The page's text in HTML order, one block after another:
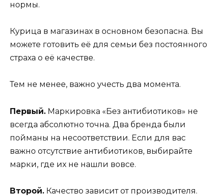
нормы.
Курица в магазинах в основном безопасна. Вы
можете готовить её для семьи без постоянного
страха о её качестве.
Тем не менее, важно учесть два момента.
Первый. Маркировка «Без антибиотиков» не
всегда абсолютно точна. Два бренда были
пойманы на несоответствии. Если для вас
важно отсутствие антибиотиков, выбирайте
марки, где их не нашли вовсе.
Второй. Качество зависит от производителя.